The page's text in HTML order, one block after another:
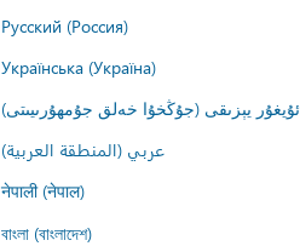
Русский (Россия)
Українська (Україна)
ئۇيغۇر يېزىقى (جۇڭخۇا خەلق جۇمھۇرىيىتى)
عربي (المنطقة العربية)
नेपाली (नेपाल)
বাংলা (বাংলাদেশ)